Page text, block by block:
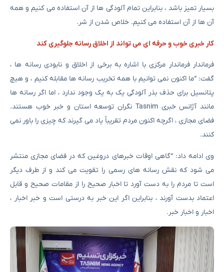
بسیار تمیز باشد ، بنابراین تمام آلودگی ها از آن استفاده می کنیم و همه
آن ها از آن استفاده می کنیم. خلاص شدن از شر.
کار خبری خوب و حرفه ای می تواند از اخلاق رسانه جلوگیری کند
فرماندار فرماندار مرکزی با اشاره به برخی از اخلاق و نابودی رسانه ها ،
گفت: “ما اکنون نمی توانیم با همه تخریب رسانه ها مقابله کنیم ، و هیچ
پتانسیل برای حذف بذر آلودگی یک به یک وجود ندارد ، اما اگر رسانه ها
مانند آژانس خبری Tasnim نگران توسعه استان و خبر خوب هستند.
فضای مجازی ، اگرچه اکنون مردم تقریباً یاد می گیرند که چیزی را باور نمی
کنند.
وی ادامه داد: “گاهی اوقات خبرهای دروغین که در فضای مجازی منتشر
می شود که نقش رسانه های رسمی را تقویت می کند و از طرف دیگر
است تا مردم را به دست آورد تا اخبار صحیح را از مقامات صحیح و قابل
اعتماد بدست آورند ، بنابراین اگر این خبر به درستی است و خبر اخبار ،
اخبار و اخبار خبر.